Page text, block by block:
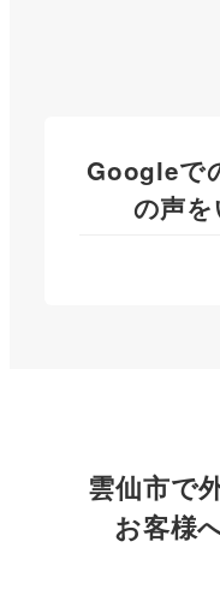
Googleで
の声
雲仙市で
お客様